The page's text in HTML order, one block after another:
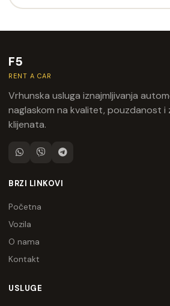
F5
RENT A CAR
Vrhunska usluga iznajmljivanja
naglaskom na kvalitet, pouzdanost i
klijenata.
BRZI LINKOVI
Početna
Vozila
O nama
Kontakt
USLUGE